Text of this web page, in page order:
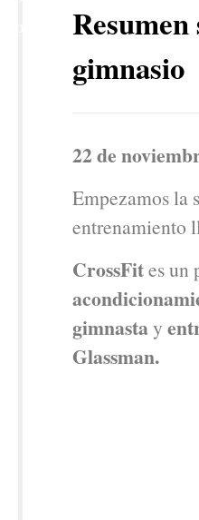
gimnasio
22 de
Empezamos la
entrenamiento
CrossFites un
gimnastay
Glassman.